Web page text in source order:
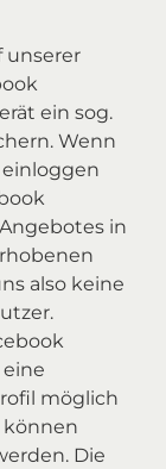
unserer
ein sog.
Wenn
einloggen
in
also keine
möglich
können
Die